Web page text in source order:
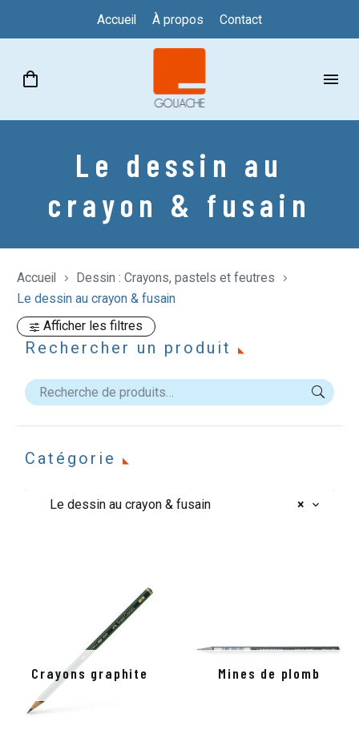
Accueil À propos Contact
Le dessin au
crayon & fusain
Accueil
Dessin : Crayons, pastels et feutres
Le dessin au crayon & fusain
Afficher les filtres
Rechercher un produit
Catégorie
×
Le dessin au crayon & fusain
Crayons graphite Mines de plomb